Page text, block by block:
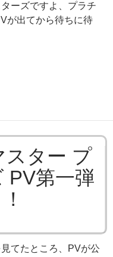
ーズですよ、プラチ
が出てから待ちに待
スター プ
PV第一弾
てたところ、PVが公